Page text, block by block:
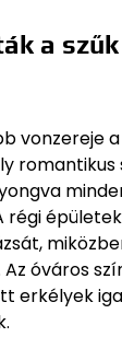
a
vonzereje
romantikus
régi
óváros
erkélyek